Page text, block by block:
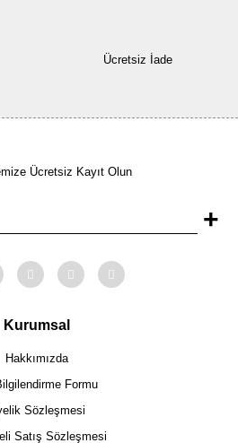
Ücretsiz İade
Ücretsiz Kayıt Olun
+
Kurumsal
Hakkımızda
Formu
Sözleşmesi
Satış Sözleşmesi